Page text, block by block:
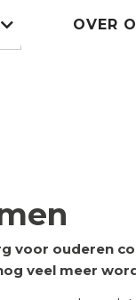
search OVER
voor ouderen
veel meer